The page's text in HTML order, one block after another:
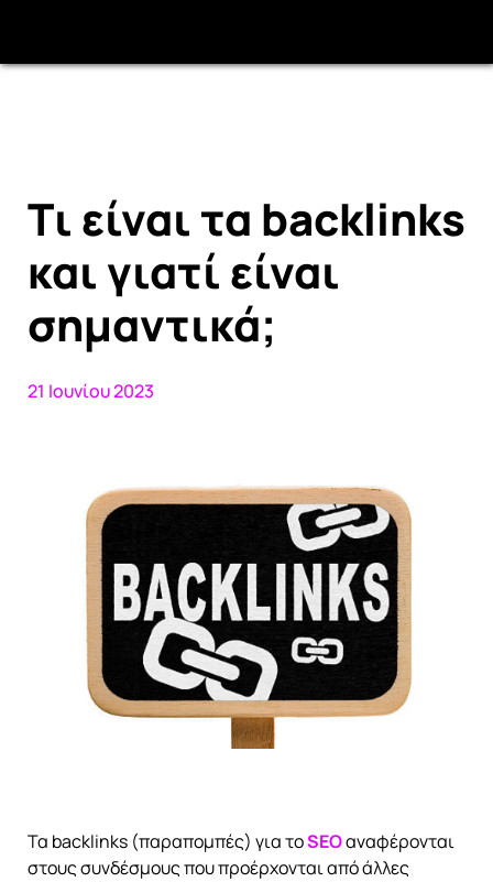
Tι είναι τα backlinks
και γιατί είναι
σημαντικά;
21 Ιουνίου 2023
Τα backlinks (παραπομπές) για τοSEOαναφέρονται
στους συνδέσμους που προέρχονται από άλλες